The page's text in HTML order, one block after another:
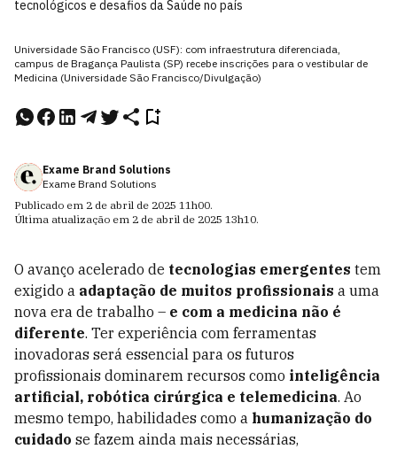
tecnológicos e desafios da Saúde no país
Universidade São Francisco (USF): com infraestrutura diferenciada,
campus de Bragança Paulista (SP) recebe inscrições para o vestibular de
Medicina (Universidade São Francisco/Divulgação)
Exame Brand Solutions
Exame Brand Solutions
Publicado em 2 de abril de 2025 11h00.
Última atualização em 2 de abril de 2025 13h10.
O avanço acelerado de tecnologias emergentes tem
exigido a adaptação de muitos profissionais a uma
nova era de trabalho – e com a medicina não é
diferente. Ter experiência com ferramentas
inovadoras será essencial para os futuros
profissionais dominarem recursos como inteligência
artificial, robótica cirúrgica e telemedicina. Ao
mesmo tempo, habilidades como a humanização do
cuidado se fazem ainda mais necessárias,